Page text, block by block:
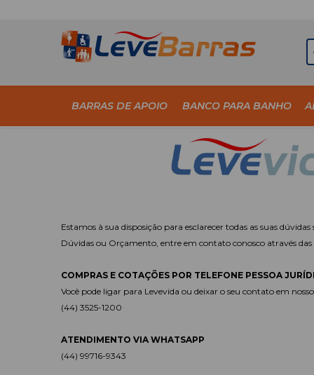
BARRAS DE APOIO BANCO PARA BANHO
Estamos à sua disposição para esclarecer todas as suas
Dúvidas ou Orçamento, entre em contato conosco através das
COMPRAS E COTAÇÕES POR TELEFONE PESSOA
Você pode ligar para Levevida ou deixar o seu contato em
(44) 3525-1200
ATENDIMENTO VIA WHATSAPP
(44) 99716-9343